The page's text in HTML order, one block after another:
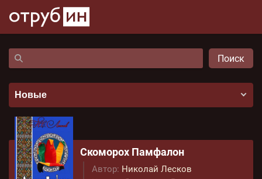
Поиск
Скоморох Памфалон
Автор: Николай Лесков